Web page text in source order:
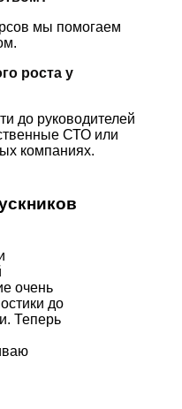
мы помогаем
роста у
до руководителей
СТО или
компаниях.
очень
до
Теперь